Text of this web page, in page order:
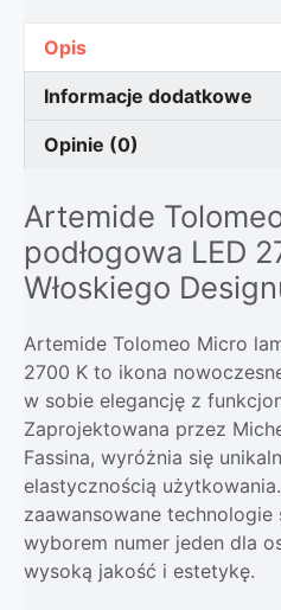
Opis
Informacje dodatkowe
Opinie (0)
Artemide
podłogowa LED
Włoskiego
Artemide Tolomeo Micro
2700 K to ikona
w sobie elegancję z
Zaprojektowana przez
Fassina, wyróżnia się
elastycznością
zaawansowane technologie
wyborem numer jeden dla
wysoką jakość i estetykę.